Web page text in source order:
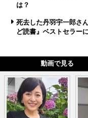
は？
死去した丹羽宇一郎さ
ど読書』ベストセラーに
動画で見る